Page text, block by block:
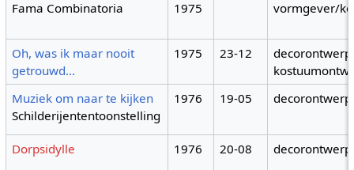
Fama Combinatoria 1975 vormgever/
Oh, was ik maar nooit
getrouwd...
1975 23-12
Muziek om naar te kijken
Schilderijententoonstelling
1976 19-05
Dorpsidylle 1976 20-08